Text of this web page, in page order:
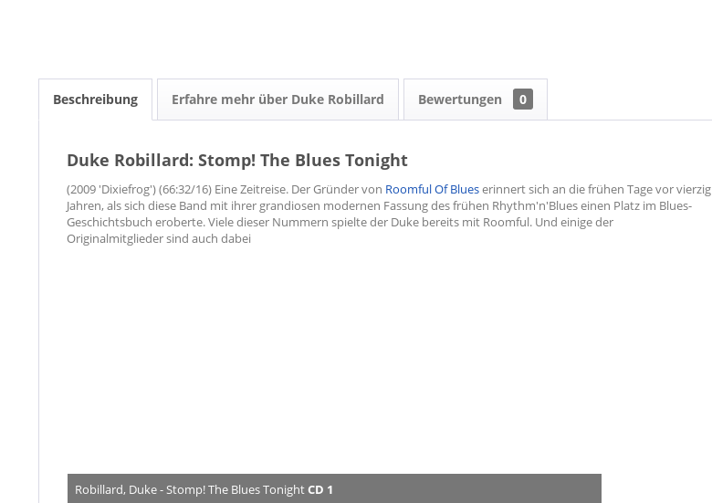
Beschreibung Erfahre mehr über Duke Robillard Bewertungen 0
Duke Robillard: Stomp! The Blues Tonight
(2009 'Dixiefrog') (66:32/16) Eine Zeitreise. Der Gründer von Roomful Of Blueserinnert sich an die frühen Tage vor vierzig
Jahren, als sich diese Band mit ihrer grandiosen modernen Fassung des frühen Rhythm'n'Blues einen Platz im Blues-
Geschichtsbuch eroberte. Viele dieser Nummern spielte der Duke bereits mit Roomful. Und einige der
Originalmitglieder sind auch dabei
Robillard, Duke - Stomp! The Blues TonightCD 1